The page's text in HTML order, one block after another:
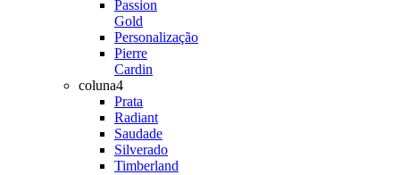
Passion
Gold
Personalização
Pierre
Cardin
coluna4
Prata
Radiant
Saudade
Silverado
Timberland